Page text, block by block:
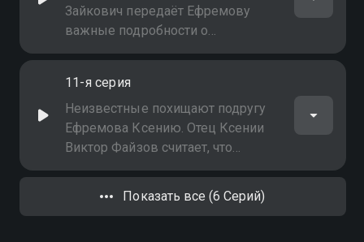
серии преступлений
Зайкович передаёт Ефремову
важные подробности о
коррупционной схеме, в
"распила" государственного
бюджета поступали на офшорный
счёт. Вскоре после признания
Зайковича сбивает пьяный
водитель
11-я серия
Неизвестные похищают подругу
Ефремова Ксению. Отец Ксении
Виктор Файзов считает, что
организатором похищения
является Царёв, который был в
курсе отношений Ефремова и
Показать все (6 Серий)